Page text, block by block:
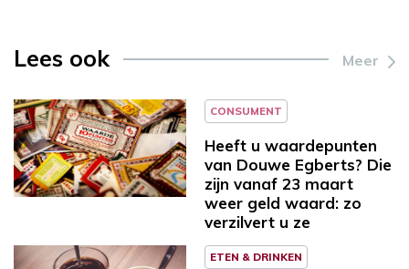
Lees ook Meer
CONSUMENT
Heeft u waardepunten
van Douwe Egberts? Die
zijn vanaf 23 maart
weer geld waard: zo
verzilvert u ze
ETEN & DRINKEN